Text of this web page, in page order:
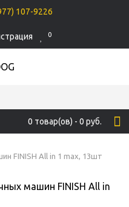
107-9226
0
0 товар(ов) - 0 руб.
FINISH All in 1 max, 13шт